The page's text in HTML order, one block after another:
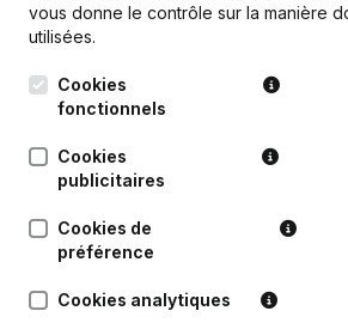
Succursale, etc...)
vous donne le contrôle sur la manière
utilisées.
Cookies
fonctionnels
Cookies
publicitaires
Cookies de
préférence
Cookies analytiques